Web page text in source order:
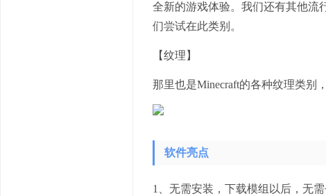
全新的游戏体验。我们还有其他流
们尝试在此类别。
【纹理】
那里也是Minecraft的各种纹理类别
软件亮点
1、无需安装，下载模组以后，无